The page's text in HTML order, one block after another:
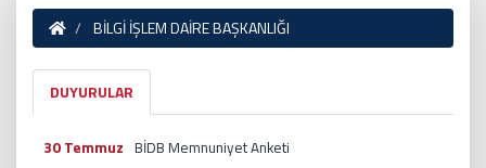
BİLGİ İŞLEM DAİRE BAŞKANLIĞI
DUYURULAR
30 Temmuz BİDB Memnuniyet Anketi